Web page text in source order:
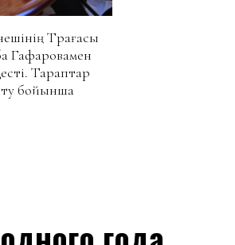
Төрағасы
Гафаровамен
Тараптар
бойынша